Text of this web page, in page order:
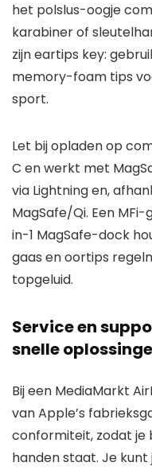
het polslus-oogje
karabiner of
zijn eartips key:
memory-foam tips
sport.
Let bij opladen op
C en werkt met
via Lightning en,
MagSafe/Qi. Een
in-1 MagSafe-dock
gaas en oortips
topgeluid.
Service en
snelle
Bij een MediaMarkt
van Apple’s
conformiteit, zodat je
handen staat. Je